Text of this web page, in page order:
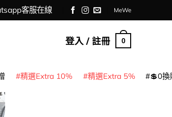
客服在線 MeWe
登入 / 註冊 0
精選Extra 10% 精選Extra 5% 💲0換